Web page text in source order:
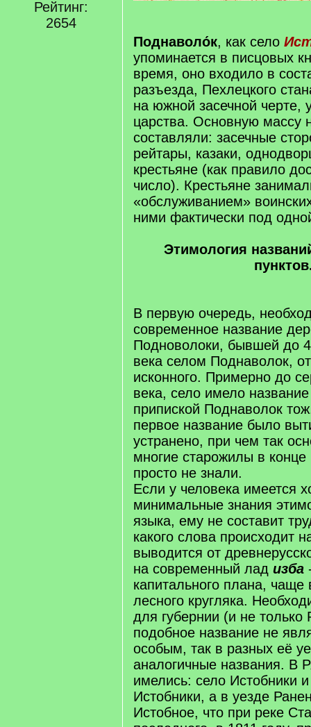
Рейтинг:
2654
Поднаволо́к, как село
упоминается в писцовых
время, оно входило в
разъезда, Пехлецкого
на южной засечной черте,
царства. Основную массу
составляли: засечные
рейтары, казаки,
крестьяне (как правило
число). Крестьяне
«обслуживанием»
ними фактически под
Этимология
В первую очередь,
современное название
Подноволоки, бывшей до
века селом Поднаволок,
исконного. Примерно до
века, село имело
припиской Поднаволок
первое название было
устранено, при чем так
многие старожилы в
просто не знали.
Если у человека имеется
минимальные знания
языка, ему не составит
какого слова происходит
выводится от
на современный лад изба
капитального плана, чаще
лесного кругляка.
для губернии (и не только
подобное название не
особым, так в разных её
аналогичные названия. В
имелись: село Истобники
Истобники, а в уезде
Истобное, что при реке